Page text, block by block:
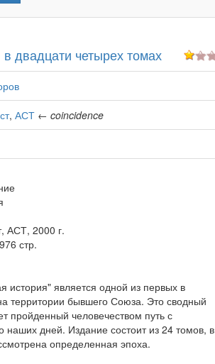
двадцати четырех томах
, АСТ← coincidence
АСТ, 2000 г.
стр.
история" является одной из первых в
территории бывшего Союза. Это сводный
пройденный человечеством путь с
дней. Издание состоит из 24 томов, в
определенная эпоха.